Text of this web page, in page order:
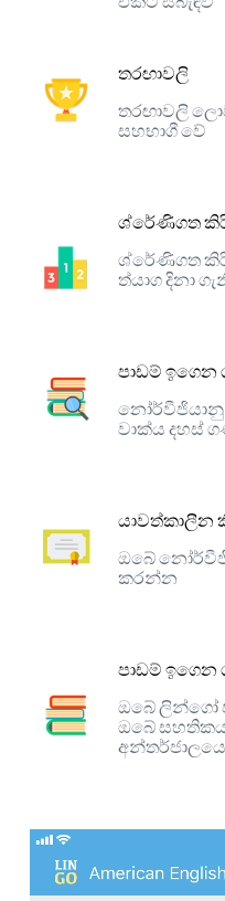
තරඟාවලි
තරඟාවලි
සහභාගී වේ
ශ්රේණිගත
ශ්රේණිගත
ත්යාග දිනා
පාඩම්
නෝර්වීජියානු
වාක්ය දහස්
යාවත්කාලීන
ඔබේ
කරන්න
පාඩම්
ඔබේ ලින්ගෝ
ඔබේ